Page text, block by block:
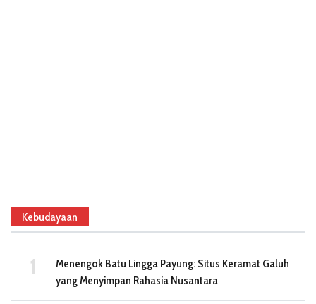
Kebudayaan
Menengok Batu Lingga Payung: Situs Keramat Galuh
yang Menyimpan Rahasia Nusantara